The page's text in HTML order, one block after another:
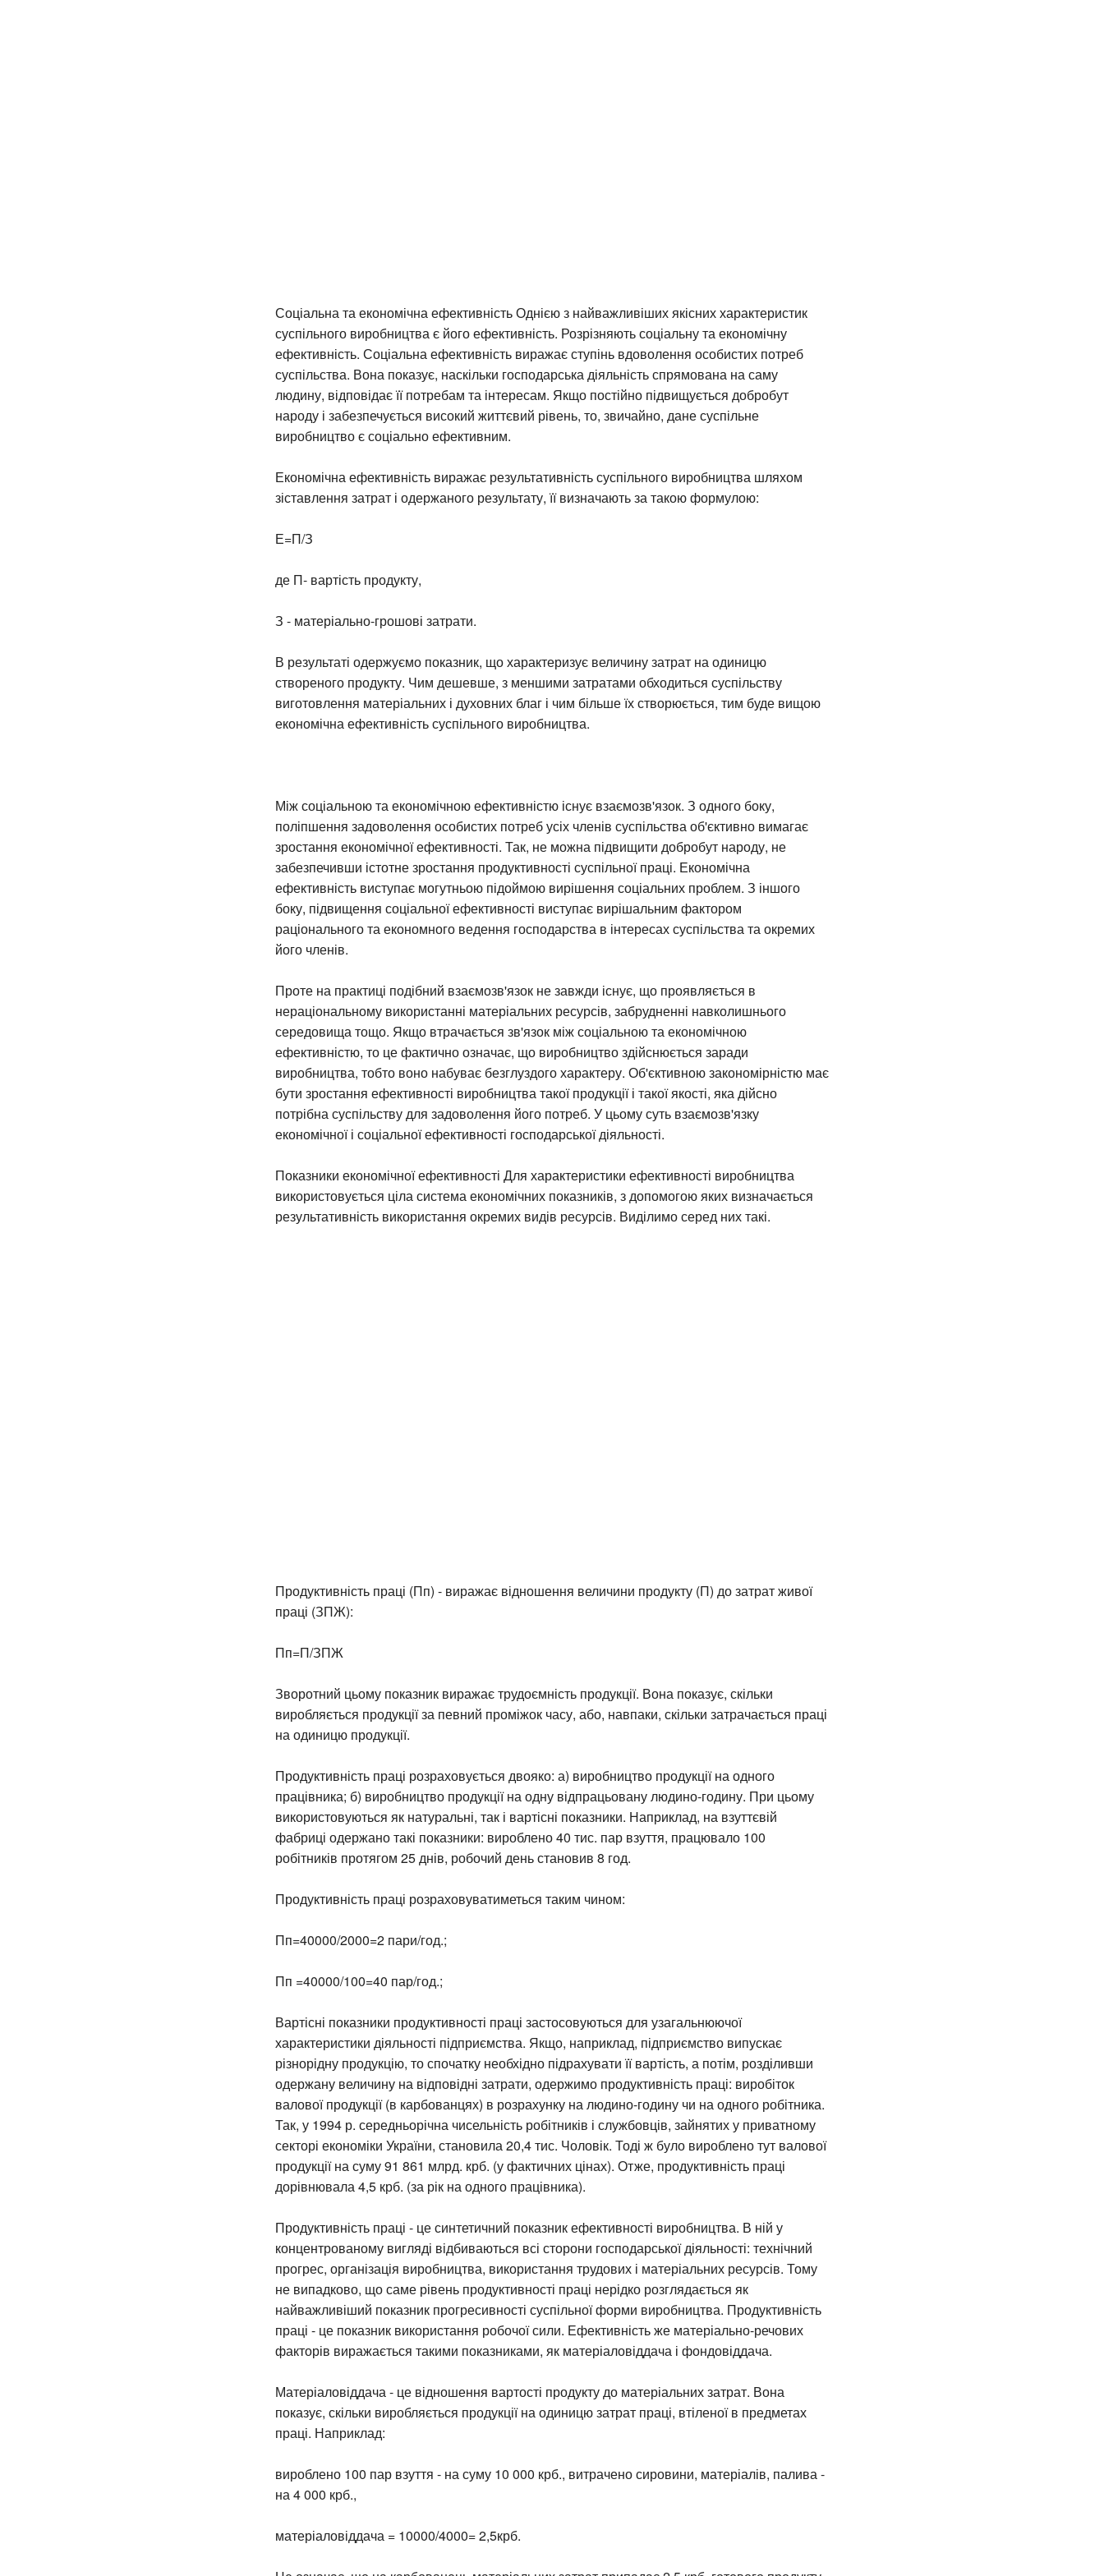
Соціальна та економічна ефективність Однією з найважливіших якісних характеристик
суспільного виробництва є його ефективність. Розрізняють соціальну та економічну
ефективність. Соціальна ефективність виражає ступінь вдоволення особистих потреб
суспільства. Вона показує, наскільки господарська діяльність спрямована на саму
людину, відповідає її потребам та інтересам. Якщо постійно підвищується добробут
народу і забезпечується високий життєвий рівень, то, звичайно, дане суспільне
виробництво є соціально ефективним.
Економічна ефективність виражає результативність суспільного виробництва шляхом
зіставлення затрат і одержаного результату, її визначають за такою формулою:
Е=П/З
де П- вартість продукту,
З - матеріально-грошові затрати.
В результаті одержуємо показник, що характеризує величину затрат на одиницю
створеного продукту. Чим дешевше, з меншими затратами обходиться суспільству
виготовлення матеріальних і духовних благ і чим більше їх створюється, тим буде вищою
економічна ефективність суспільного виробництва.
Між соціальною та економічною ефективністю існує взаємозв'язок. З одного боку,
поліпшення задоволення особистих потреб усіх членів суспільства об'єктивно вимагає
зростання економічної ефективності. Так, не можна підвищити добробут народу, не
забезпечивши істотне зростання продуктивності суспільної праці. Економічна
ефективність виступає могутньою підоймою вирішення соціальних проблем. З іншого
боку, підвищення соціальної ефективності виступає вирішальним фактором
раціонального та економного ведення господарства в інтересах суспільства та окремих
його членів.
Проте на практиці подібний взаємозв'язок не завжди існує, що проявляється в
нераціональному використанні матеріальних ресурсів, забрудненні навколишнього
середовища тощо. Якщо втрачається зв'язок між соціальною та економічною
ефективністю, то це фактично означає, що виробництво здійснюється заради
виробництва, тобто воно набуває безглуздого характеру. Об'єктивною закономірністю має
бути зростання ефективності виробництва такої продукції і такої якості, яка дійсно
потрібна суспільству для задоволення його потреб. У цьому суть взаємозв'язку
економічної і соціальної ефективності господарської діяльності.
Показники економічної ефективності Для характеристики ефективності виробництва
використовується ціла система економічних показників, з допомогою яких визначається
результативність використання окремих видів ресурсів. Виділимо серед них такі.
Продуктивність праці (Пп) - виражає відношення величини продукту (П) до затрат живої
праці (ЗПЖ):
Пп=П/ЗПЖ
Зворотний цьому показник виражає трудоємність продукції. Вона показує, скільки
виробляється продукції за певний проміжок часу, або, навпаки, скільки затрачається праці
на одиницю продукції.
Продуктивність праці розраховується двояко: а) виробництво продукції на одного
працівника; б) виробництво продукції на одну відпрацьовану людино-годину. При цьому
використовуються як натуральні, так і вартісні показники. Наприклад, на взуттєвій
фабриці одержано такі показники: вироблено 40 тис. пар взуття, працювало 100
робітників протягом 25 днів, робочий день становив 8 год.
Продуктивність праці розраховуватиметься таким чином:
Пп=40000/2000=2 пари/год.;
Пп =40000/100=40 пар/год.;
Вартісні показники продуктивності праці застосовуються для узагальнюючої
характеристики діяльності підприємства. Якщо, наприклад, підприємство випускає
різнорідну продукцію, то спочатку необхідно підрахувати її вартість, а потім, розділивши
одержану величину на відповідні затрати, одержимо продуктивність праці: виробіток
валової продукції (в карбованцях) в розрахунку на людино-годину чи на одного робітника.
Так, у 1994 р. середньорічна чисельність робітників і службовців, зайнятих у приватному
секторі економіки України, становила 20,4 тис. Чоловік. Тоді ж було вироблено тут валової
продукції на суму 91 861 млрд. крб. (у фактичних цінах). Отже, продуктивність праці
дорівнювала 4,5 крб. (за рік на одного працівника).
Продуктивність праці - це синтетичний показник ефективності виробництва. В ній у
концентрованому вигляді відбиваються всі сторони господарської діяльності: технічний
прогрес, організація виробництва, використання трудових і матеріальних ресурсів. Тому
не випадково, що саме рівень продуктивності праці нерідко розглядається як
найважливіший показник прогресивності суспільної форми виробництва. Продуктивність
праці - це показник використання робочої сили. Ефективність же матеріально-речових
факторів виражається такими показниками, як матеріаловіддача і фондовіддача.
Матеріаловіддача - це відношення вартості продукту до матеріальних затрат. Вона
показує, скільки виробляється продукції на одиницю затрат праці, втіленої в предметах
праці. Наприклад:
вироблено 100 пар взуття - на суму 10 000 крб., витрачено сировини, матеріалів, палива -
на 4 000 крб.,
матеріаловіддача = 10000/4000= 2,5крб.